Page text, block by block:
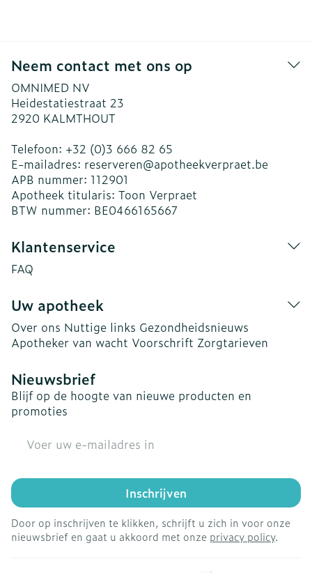
Neem contact met ons op
OMNIMED NV
Heidestatiestraat 23
2920 KALMTHOUT
Telefoon: +32 (0)3 666 82 65
E-mailadres: reserveren@apotheekverpraet.be
APB nummer: 112901
Apotheek titularis: Toon Verpraet
BTW nummer: BE0466165667
Klantenservice
FAQ
Uw apotheek
Over ons Nuttige links Gezondheidsnieuws
Apotheker van wacht Voorschrift Zorgtarieven
Nieuwsbrief
Blijf op de hoogte van nieuwe producten en
promoties
Inschrijven
Door op inschrijven te klikken, schrijft u zich in voor onze
nieuwsbrief en gaat u akkoord met onze privacy policy.